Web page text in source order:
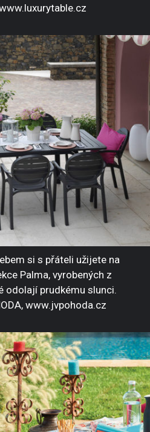
si s přáteli užijete na
Palma, vyrobených z
odolají prudkému slunci.
www.jvpohoda.cz